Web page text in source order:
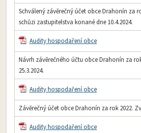
Schválený závěrečný účet obce Drahonín za
schůzi zastupitelstva konané dne 10.4.2024.
Audity hospodaření obce
Návrh závěrečného účtu obce Drahonín za
25.3.2024.
Audity hospodaření obce
Závěrečný účet obce Drahonín za rok 2022.
Audity hospodaření obce